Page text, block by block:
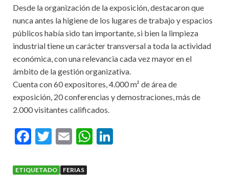
Desde la organización de la exposición, destacaron que
nunca antes la higiene de los lugares de trabajo y espacios
públicos había sido tan importante, si bien la limpieza
industrial tiene un carácter transversal a toda la actividad
económica, con una relevancia cada vez mayor en el
ámbito de la gestión organizativa.
Cuenta con 60 expositores, 4.000 m² de área de
exposición, 20 conferencias y demostraciones, más de
2.000 visitantes calificados.
F
e
T
itt
E
ai
W
ETIQUETADO FERIAS